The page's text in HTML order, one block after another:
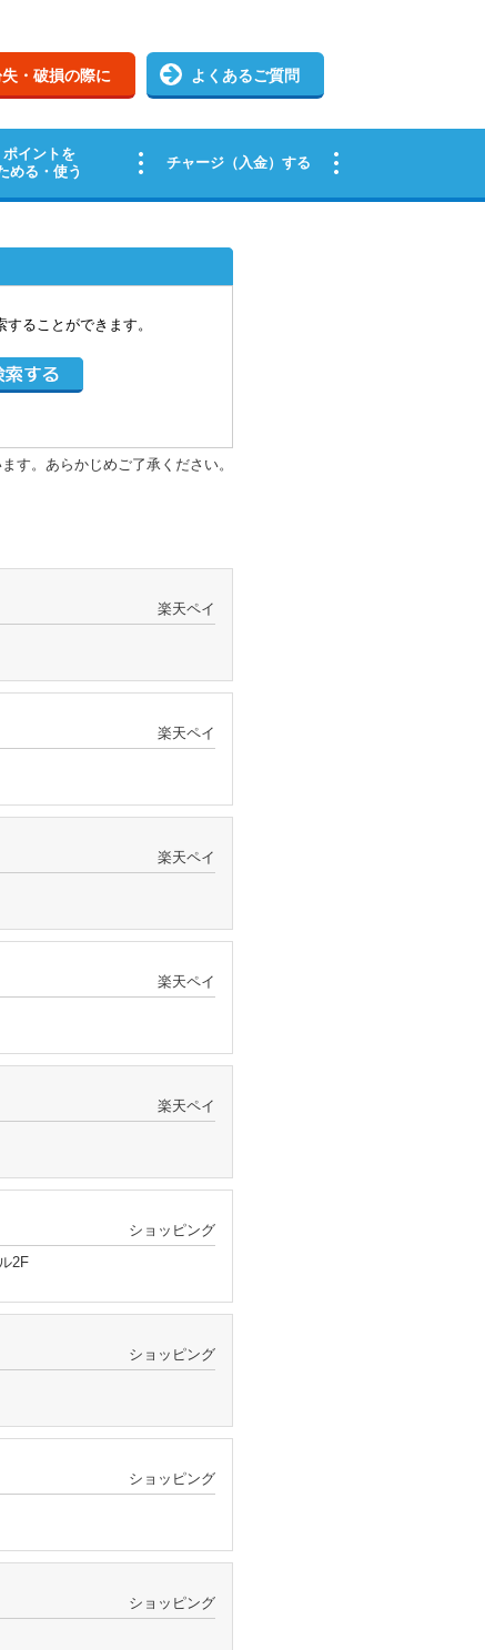
ることができます。
す。あらかじめご了承ください。
楽天ペイ
楽天ペイ
楽天ペイ
楽天ペイ
楽天ペイ
ショッピング
2F
ショッピング
ショッピング
ショッピング